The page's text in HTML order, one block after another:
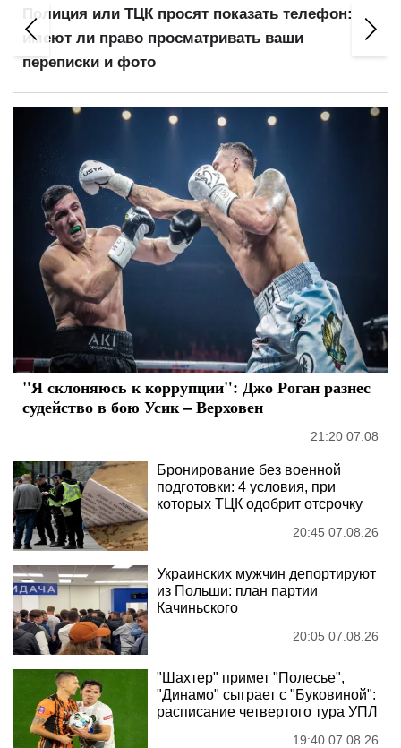
Выплатят 500, 700 или 1000 грн: украинцам
готовят дополнительную помощь
"Я склоняюсь к коррупции": Джо Роган разнес
судейство в бою Усик – Верховен
21:20 07.08
Бронирование без военной
подготовки: 4 условия, при
которых ТЦК одобрит отсрочку
20:45 07.08.26
Украинских мужчин депортируют
из Польши: план партии
Качиньского
20:05 07.08.26
"Шахтер" примет "Полесье",
"Динамо" сыграет с "Буковиной":
расписание четвертого тура УПЛ
19:40 07.08.26